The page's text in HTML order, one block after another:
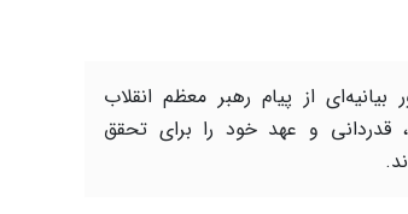
از پیام رهبر معظم انقلاب
قدردانی و عهد خود را برای تحقق